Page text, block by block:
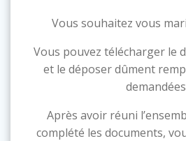
Vous souhaitez vous
Vous pouvez télécharger le
et le déposer dûment
Après avoir réuni
complété les documents,